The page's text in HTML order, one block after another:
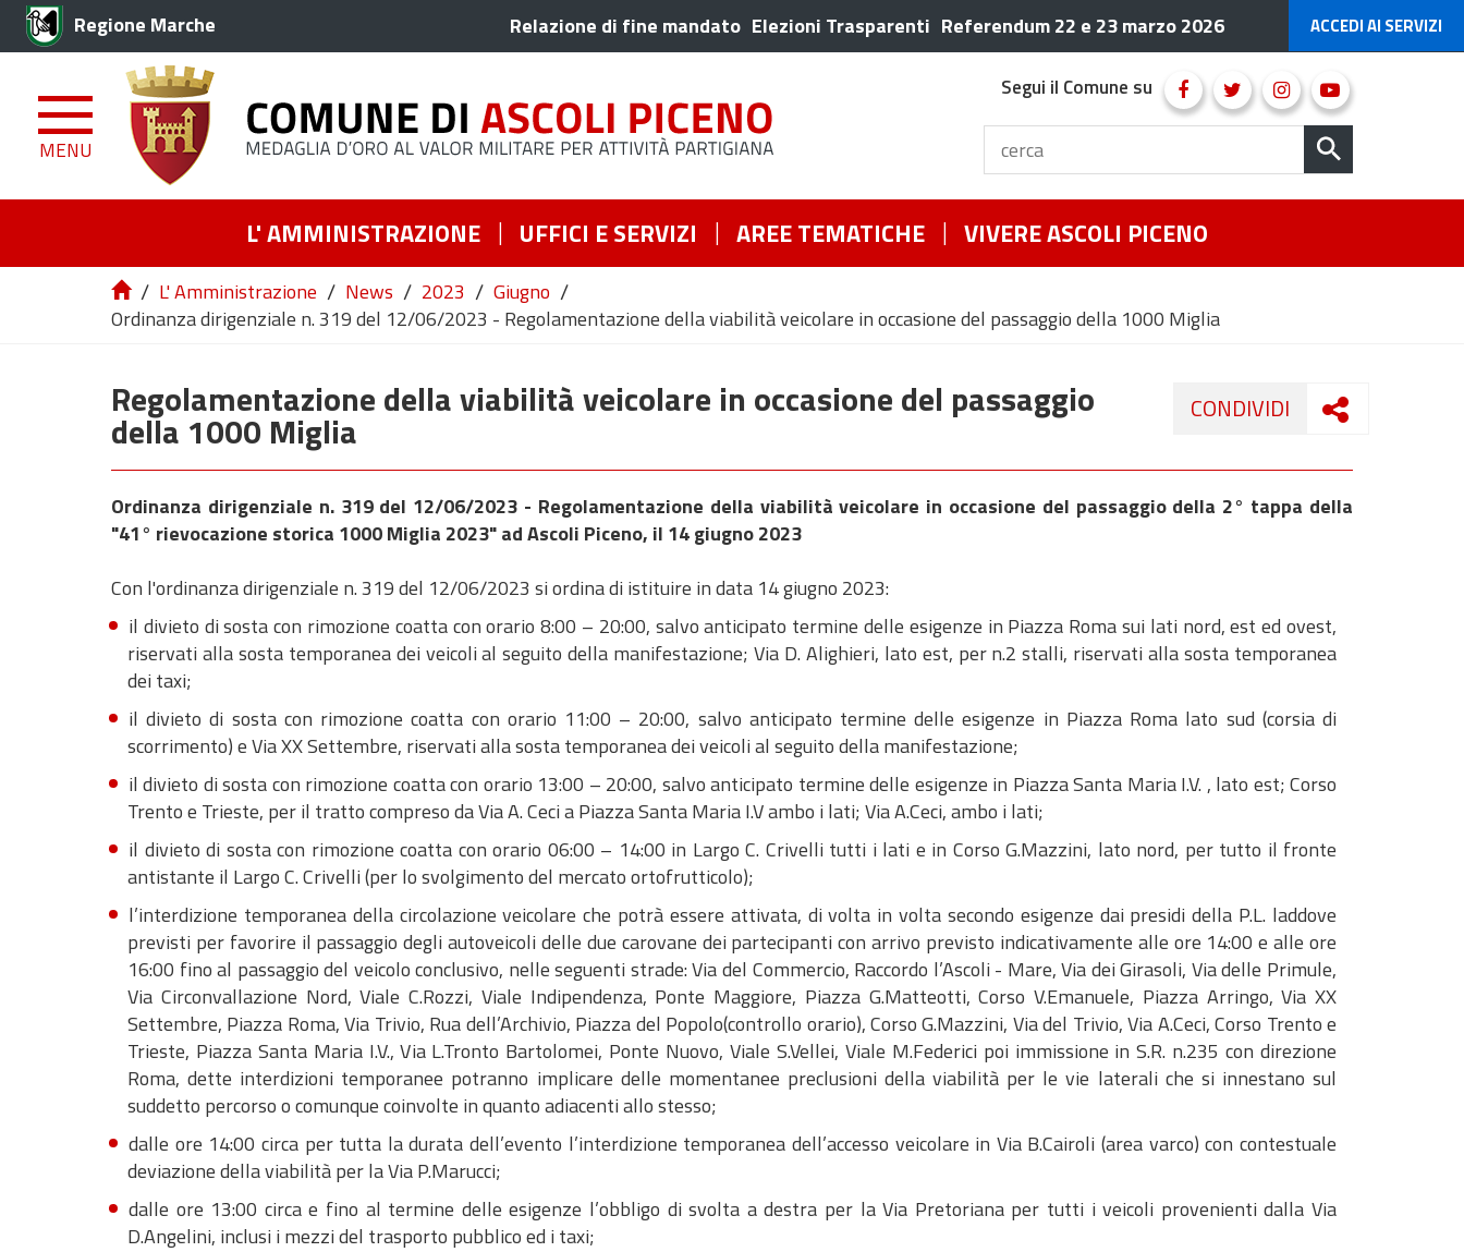
Regione Marche Relazione di fine mandato Elezioni Trasparenti Referendum 22 e 23 marzo 2026 ACCEDI AI SERVIZI
MENU
Segui il Comune su
L' AMMINISTRAZIONE UFFICI E SERVIZI AREE TEMATICHE VIVERE ASCOLI PICENO
/ L' Amministrazione / News / 2023 / Giugno /
Ordinanza dirigenziale n. 319 del 12/06/2023 - Regolamentazione della viabilità veicolare in occasione del passaggio della 1000 Miglia
CONDIVIDI
Regolamentazione della viabilità veicolare in occasione del passaggio
della 1000 Miglia
Ordinanza dirigenziale n. 319 del 12/06/2023 - Regolamentazione della viabilità veicolare in occasione del passaggio della 2° tappa della
"41° rievocazione storica 1000 Miglia 2023" ad Ascoli Piceno, il 14 giugno 2023
Con l'ordinanza dirigenziale n. 319 del 12/06/2023 si ordina di istituire in data 14 giugno 2023:
il divieto di sosta con rimozione coatta con orario 8:00 – 20:00, salvo anticipato termine delle esigenze in Piazza Roma sui lati nord, est ed ovest,
riservati alla sosta temporanea dei veicoli al seguito della manifestazione; Via D. Alighieri, lato est, per n.2 stalli, riservati alla sosta temporanea
dei taxi;
il divieto di sosta con rimozione coatta con orario 11:00 – 20:00, salvo anticipato termine delle esigenze in Piazza Roma lato sud (corsia di
scorrimento) e Via XX Settembre, riservati alla sosta temporanea dei veicoli al seguito della manifestazione;
il divieto di sosta con rimozione coatta con orario 13:00 – 20:00, salvo anticipato termine delle esigenze in Piazza Santa Maria I.V. , lato est; Corso
Trento e Trieste, per il tratto compreso da Via A. Ceci a Piazza Santa Maria I.V ambo i lati; Via A.Ceci, ambo i lati;
il divieto di sosta con rimozione coatta con orario 06:00 – 14:00 in Largo C. Crivelli tutti i lati e in Corso G.Mazzini, lato nord, per tutto il fronte
antistante il Largo C. Crivelli (per lo svolgimento del mercato ortofrutticolo);
l’interdizione temporanea della circolazione veicolare che potrà essere attivata, di volta in volta secondo esigenze dai presidi della P.L. laddove
previsti per favorire il passaggio degli autoveicoli delle due carovane dei partecipanti con arrivo previsto indicativamente alle ore 14:00 e alle ore
16:00 fino al passaggio del veicolo conclusivo, nelle seguenti strade: Via del Commercio, Raccordo l’Ascoli - Mare, Via dei Girasoli, Via delle Primule,
Via Circonvallazione Nord, Viale C.Rozzi, Viale Indipendenza, Ponte Maggiore, Piazza G.Matteotti, Corso V.Emanuele, Piazza Arringo, Via XX
Settembre, Piazza Roma, Via Trivio, Rua dell’Archivio, Piazza del Popolo(controllo orario), Corso G.Mazzini, Via del Trivio, Via A.Ceci, Corso Trento e
Trieste, Piazza Santa Maria I.V., Via L.Tronto Bartolomei, Ponte Nuovo, Viale S.Vellei, Viale M.Federici poi immissione in S.R. n.235 con direzione
Roma, dette interdizioni temporanee potranno implicare delle momentanee preclusioni della viabilità per le vie laterali che si innestano sul
suddetto percorso o comunque coinvolte in quanto adiacenti allo stesso;
dalle ore 14:00 circa per tutta la durata dell’evento l’interdizione temporanea dell’accesso veicolare in Via B.Cairoli (area varco) con contestuale
deviazione della viabilità per la Via P.Marucci;
dalle ore 13:00 circa e fino al termine delle esigenze l’obbligo di svolta a destra per la Via Pretoriana per tutti i veicoli provenienti dalla Via
D.Angelini, inclusi i mezzi del trasporto pubblico ed i taxi;